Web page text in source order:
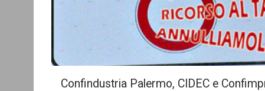
Confindustria Palermo, CIDEC e